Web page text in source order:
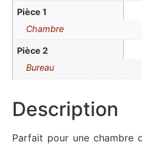
Pièce 1
Chambre
Pièce 2
Bureau
Description
Parfait pour une chambre